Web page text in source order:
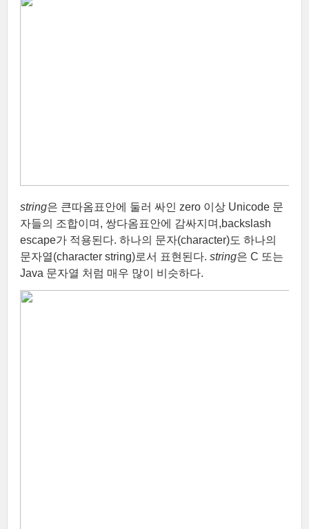
string은 큰따옴표안에 둘러 싸인 zero 이상 Unicode 문
자들의 조합이며, 쌍다옴표안에 감싸지며,backslash
escape가 적용된다. 하나의 문자(character)도 하나의
문자열(character string)로서 표현된다. string은 C 또는
Java 문자열 처럼 매우 많이 비슷하다.